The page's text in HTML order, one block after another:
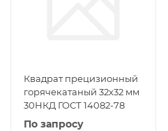
Квадрат прецизионный
горячекатаный 32х32 мм
30НКД ГОСТ 14082-78
По запросу